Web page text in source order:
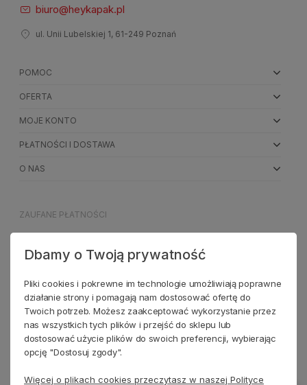
biuro@heykapak.pl
ul. Unii Lubelskiej 1, 61-249 Poznań
POMOC
OFERTA
MOJE KONTO
PŁATNOŚCI I DOSTAWA
O NAS
ZAUFANE PŁATNOŚCI
NASI PARTNERZY
Dbamy o Twoją prywatność
Pliki cookies i pokrewne im technologie umożliwiają poprawne
działanie strony i pomagają nam dostosować ofertę do
Twoich potrzeb. Możesz zaakceptować wykorzystanie przez
nas wszystkich tych plików i przejść do sklepu lub
dostosować użycie plików do swoich preferencji, wybierając
opcję "Dostosuj zgody".
Więcej o plikach cookies przeczytasz w naszej Polityce